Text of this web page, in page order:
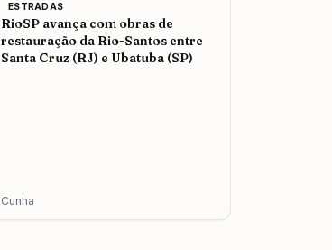
ESTRADAS
RioSP avança com obras de
restauração da Rio-Santos entre
Santa Cruz (RJ) e Ubatuba (SP)
Cunha